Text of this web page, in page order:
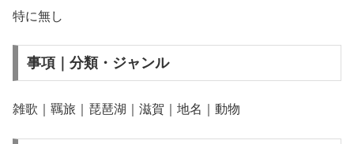
特に無し
事項｜分類・ジャンル
雑歌｜羈旅｜琵琶湖｜滋賀｜地名｜動物